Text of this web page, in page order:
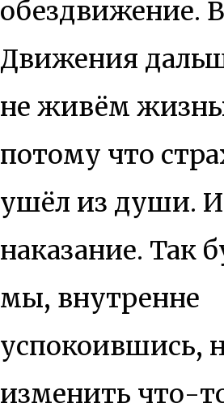
обездвижение.
Движения
не живём
потому что
ушёл из души.
наказание. Так
мы, внутренне
успокоившись,
изменить что-